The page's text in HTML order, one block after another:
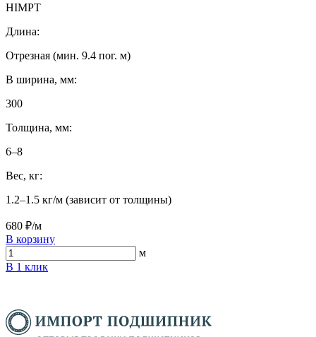
HIMPT
Длина:
Отрезная (мин. 9.4 пог. м)
B ширина, мм:
300
Толщина, мм:
6–8
Вес, кг:
1.2–1.5 кг/м (зависит от толщины)
680 ₽/м
В корзину
м
В 1 клик